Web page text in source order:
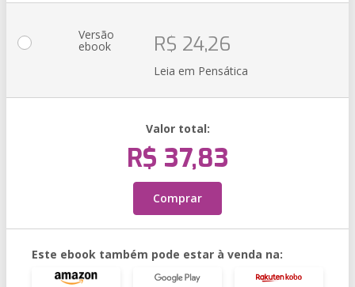
Versão
ebook R$ 24,26
Leia em Pensática
Valor total:
R$ 37,83
Comprar
Este ebook também pode estar à venda na: